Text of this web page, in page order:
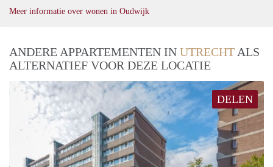
Meer informatie over wonen in Oudwijk
ANDERE APPARTEMENTEN IN UTRECHT ALS
ALTERNATIEF VOOR DEZE LOCATIE
DELEN